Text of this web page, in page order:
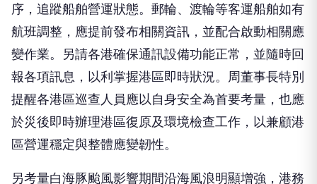
序，追蹤船舶營運狀態。郵輪、渡輪等客運船舶如有
航班調整，應提前發布相關資訊，並配合啟動相關應
變作業。另請各港確保通訊設備功能正常，並隨時回
報各項訊息，以利掌握港區即時狀況。周董事長特別
提醒各港區巡查人員應以自身安全為首要考量，也應
於災後即時辦理港區復原及環境檢查工作，以兼顧港
區營運穩定與整體應變韌性。
另考量白海豚颱風影響期間沿海風浪明顯增強，港務